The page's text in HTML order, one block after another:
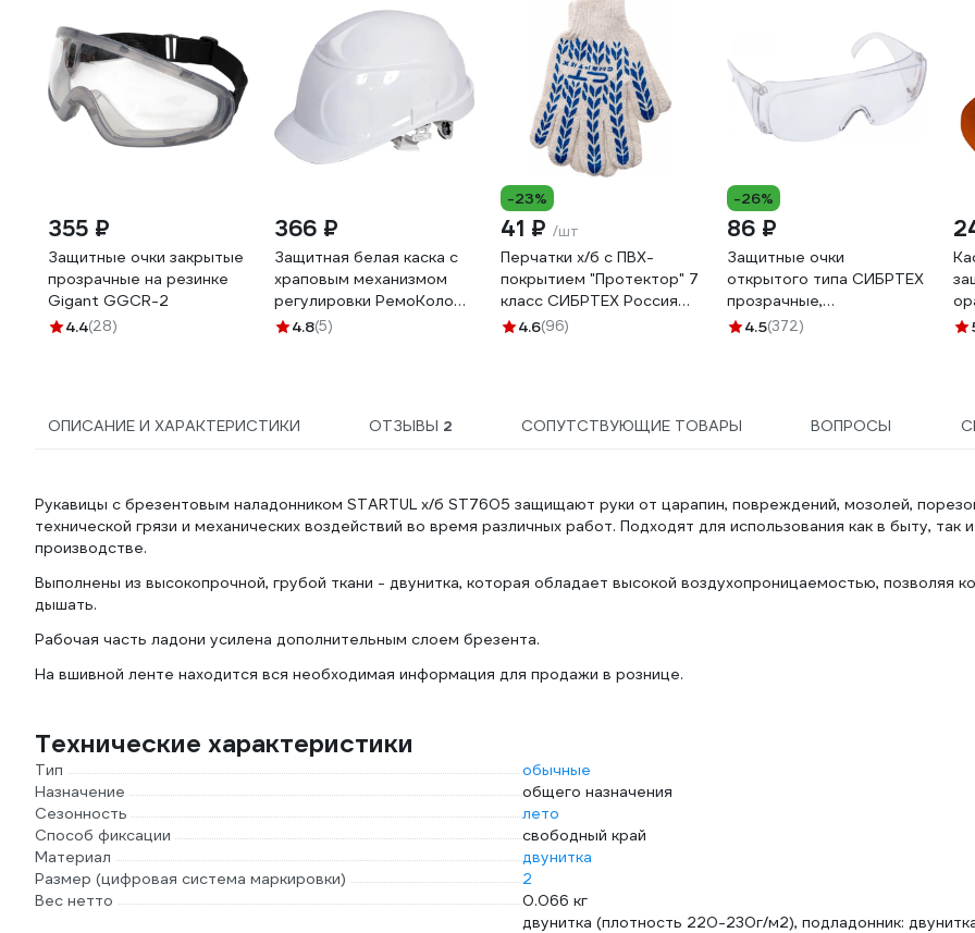
355 ₽
Защитные очки закрытые
прозрачные на резинке
Gigant GGСR-2
4.4(28)
366 ₽
Защитная белая каска с
храповым механизмом
регулировки РемоКолор
22-4-007
4.8(5)
-23%
41 ₽ /шт
Перчатки х/б с ПВХ-
покрытием "Протектор" 7
класс СИБРТЕХ Россия
67704
4.6(96)
-26%
86 ₽
Защитные очки
открытого типа СИБРТЕХ
прозрачные,
ударопрочный
4.5(372)
ОПИСАНИЕ И ХАРАКТЕРИСТИКИ ОТЗЫВЫ 2 СОПУТСТВУЮЩИЕ ТОВАРЫ ВОПРОСЫ
Рукавицы с брезентовым наладонником STARTUL х/б ST7605 защищают руки от царапин, повреждений, мозолей,
технической грязи и механических воздействий во время различных работ. Подходят для использования как в быту, так
производстве.
Выполнены из высокопрочной, грубой ткани - двунитка, которая обладает высокой воздухопроницаемостью, позволяя
дышать.
Рабочая часть ладони усилена дополнительным слоем брезента.
На вшивной ленте находится вся необходимая информация для продажи в рознице.
Технические характеристики
Тип
обычные
Назначение
общего назначения
Сезонность
лето
Способ фиксации
свободный край
Материал
двунитка
Размер (цифровая система маркировки)
2
Вес нетто
0.066 кг
двунитка (плотность 220-230г/м2), подладонник: